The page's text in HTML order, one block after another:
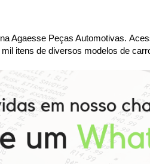
Agaesse Peças Automotivas.
itens de diversos modelos de